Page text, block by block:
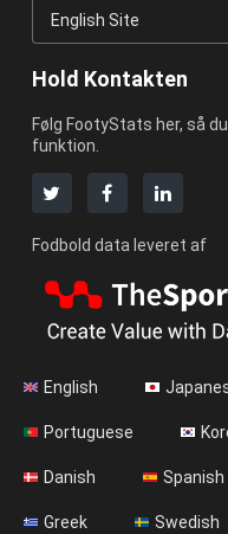
English Site
Hold Kontakten
Følg FootyStats her, så
funktion.
Fodbold data leveret af
English
Portuguese
Danish Spanish
Greek Swedish